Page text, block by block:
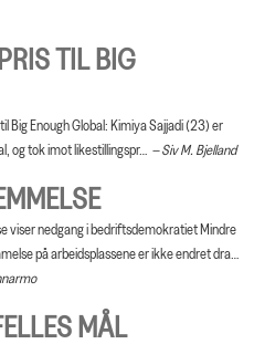
TIL BIG
Big Enough Global: Kimiya Sajjadi (23) er
og tok imot likestillingspr…
Siv M. Bjelland
viser nedgang i bedriftsdemokratiet Mindre
på arbeidsplassene er ikke endret dra…
MÅL